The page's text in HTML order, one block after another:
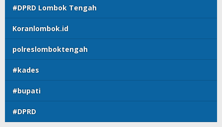
#DPRD Lombok Tengah
Koranlombok.id
polreslomboktengah
#kades
#bupati
#DPRD